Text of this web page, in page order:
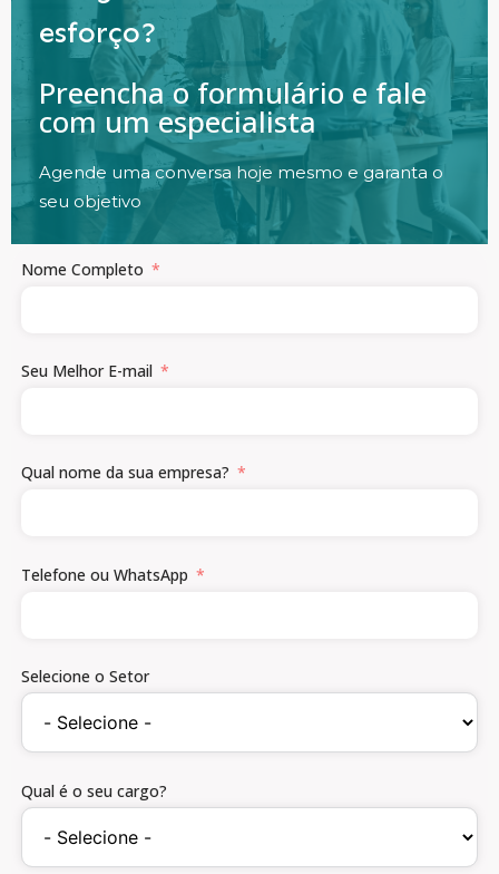
esforço?
Preencha o formulário e fale
com um especialista
Agende uma conversa hoje mesmo e garanta o
seu objetivo
Nome Completo
Seu Melhor E-mail
Qual nome da sua empresa?
Telefone ou WhatsApp
Selecione o Setor
Qual é o seu cargo?